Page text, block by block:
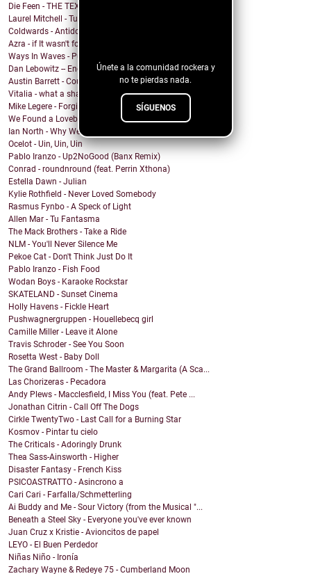
Únete a la comunidad rockera y
no te pierdas nada.
SÍGUENOS
Die Feen - THE TEXAN
Laurel Mitchell - Tuesday, Parkway
Coldwards - Antidote
Azra - if It wasn't for you
Ways In Waves - Pulled to the Sky
Dan Lebowitz -- Enemies
Austin Barrett - Country Enuf
Vitalia - what a shame
Mike Legere - Forgiveness
We Found a Lovebird - 100%
Ian North - Why We Build Houses
Ocelot - Uin, Uin, Uin
Pablo Iranzo - Up2NoGood (Banx Remix)
Conrad - roundnround (feat. Perrin Xthona)
Estella Dawn - Julian
Kylie Rothfield - Never Loved Somebody
Rasmus Fynbo - A Speck of Light
Allen Mar - Tu Fantasma
The Mack Brothers - Take a Ride
NLM - You'll Never Silence Me
Pekoe Cat - Don't Think Just Do It
Pablo Iranzo - Fish Food
Wodan Boys - Karaoke Rockstar
SKATELAND - Sunset Cinema
Holly Havens - Fickle Heart
Pushwagnergruppen - Houellebecq girl
Camille Miller - Leave it Alone
Travis Schroder - See You Soon
Rosetta West - Baby Doll
The Grand Ballroom - The Master & Margarita (A Sca...
Las Chorizeras - Pecadora
Andy Plews - Macclesfield, I Miss You (feat. Pete ...
Jonathan Citrin - Call Off The Dogs
Cirkle TwentyTwo - Last Call for a Burning Star
Kosmov - Pintar tu cielo
The Criticals - Adoringly Drunk
Thea Sass-Ainsworth - Higher
Disaster Fantasy - French Kiss
PSICOASTRATTO - Asincrono a
Cari Cari - Farfalla/Schmetterling
Ai Buddy and Me - Sour Victory (from the Musical "...
Beneath a Steel Sky - Everyone you've ever known
Juan Cruz x Kristie - Avioncitos de papel
LEYO - El Buen Perdedor
Niñas Niño - Ironía
Zachary Wayne & Redeye 75 - Cumberland Moon